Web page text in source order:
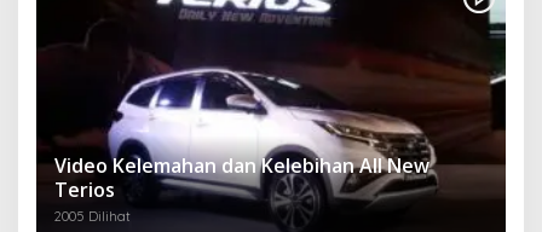
Video Kelemahan dan Kelebihan All New
Terios
2005 Dilihat